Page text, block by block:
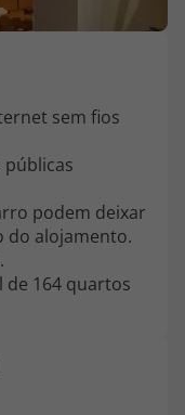
nacional.
de estar
e total facilidade
dispor o nosso call
às 20:00 e Sábado
sem fios
públicas
podem deixar
do alojamento.
164 quartos